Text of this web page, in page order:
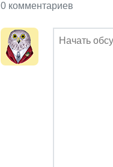
0 комментариев